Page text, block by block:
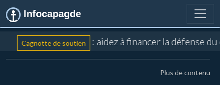
Infocapagde
Cagnotte de soutien : aidez à financer la défense
Plus de contenu